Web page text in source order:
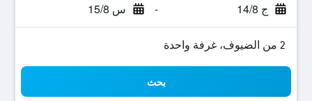
ج 14/8 - س 15/8
2 من الضيوف، غرفة واحدة
بحث